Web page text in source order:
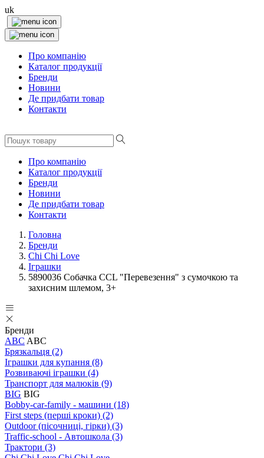
uk
Про компанію
Каталог продукції
Бренди
Новини
Де придбати товар
Контакти
Про компанію
Каталог продукції
Бренди
Новини
Де придбати товар
Контакти
Головна
Бренди
Chi Chi Love
Іграшки
5890036 Собачка CCL "Перевезення" з сумочкою та
захисним шлемом, 3+
Бренди
ABC ABC
Брязкальця (2)
Іграшки для купання (8)
Розвиваючі іграшки (4)
Транспорт для малюків (9)
BIG BIG
Bobby-car-family - машини (18)
First steps (перші кроки) (2)
Outdoor (пісочниці, гірки) (3)
Traffic-school - Автошкола (3)
Трактори (3)